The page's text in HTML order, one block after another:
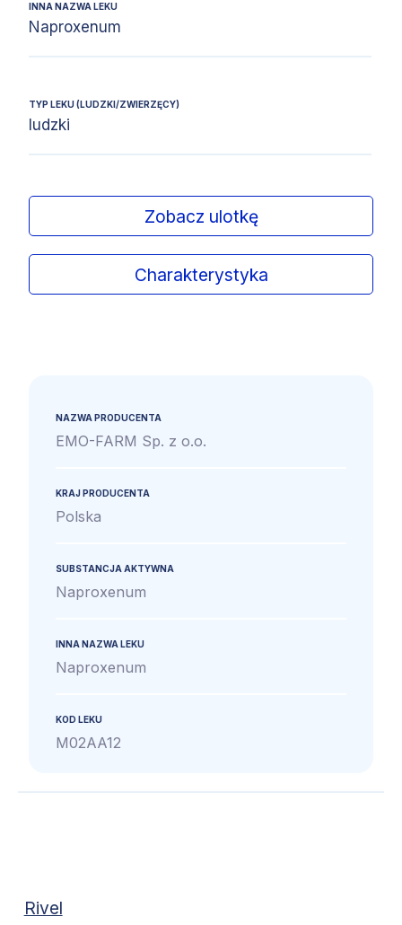
INNA NAZWA LEKU
Naproxenum
TYP LEKU (LUDZKI/ZWIERZĘCY)
ludzki
Zobacz ulotkę
Charakterystyka
NAZWA PRODUCENTA
EMO-FARM Sp. z o.o.
KRAJ PRODUCENTA
Polska
SUBSTANCJA AKTYWNA
Naproxenum
INNA NAZWA LEKU
Naproxenum
KOD LEKU
M02AA12
Rivel